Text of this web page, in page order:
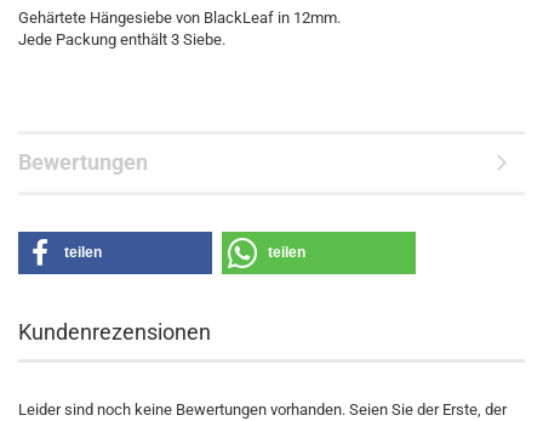
Gehärtete Hängesiebe von BlackLeaf in 12mm.
Jede Packung enthält 3 Siebe.
Bewertungen
teilen teilen
Kundenrezensionen
Leider sind noch keine Bewertungen vorhanden. Seien Sie der Erste, der